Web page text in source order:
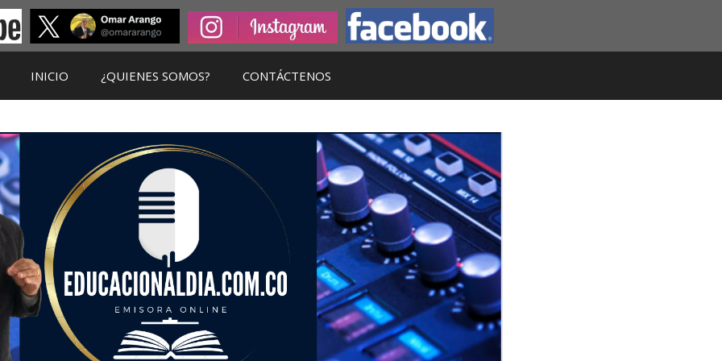
INICIO ¿QUIENES SOMOS? CONTÁCTENOS